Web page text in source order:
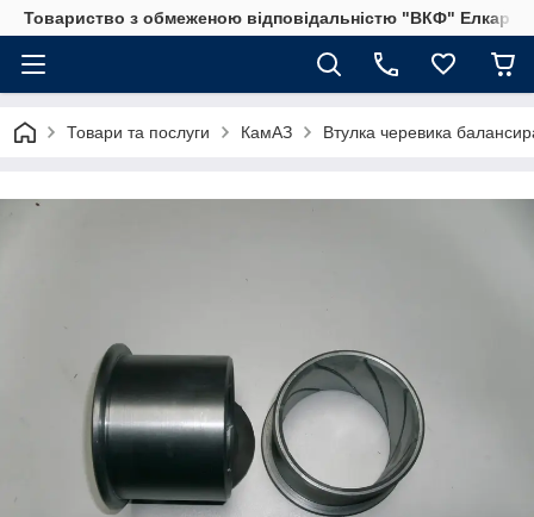
Товариство з обмеженою відповідальністю "ВКФ" Елкар"
Товари та послуги КамАЗ Втулка черевика